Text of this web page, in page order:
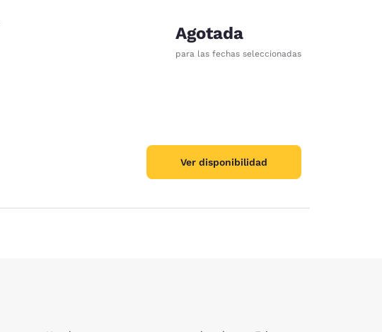
Agotada
para las fechas seleccionadas
Ver disponibilidad